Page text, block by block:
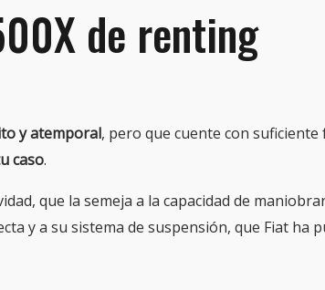
de renting
y atemporal, pero que cuente con
caso.
que la semeja a la capacidad de
y a su sistema de suspensión, que Fiat